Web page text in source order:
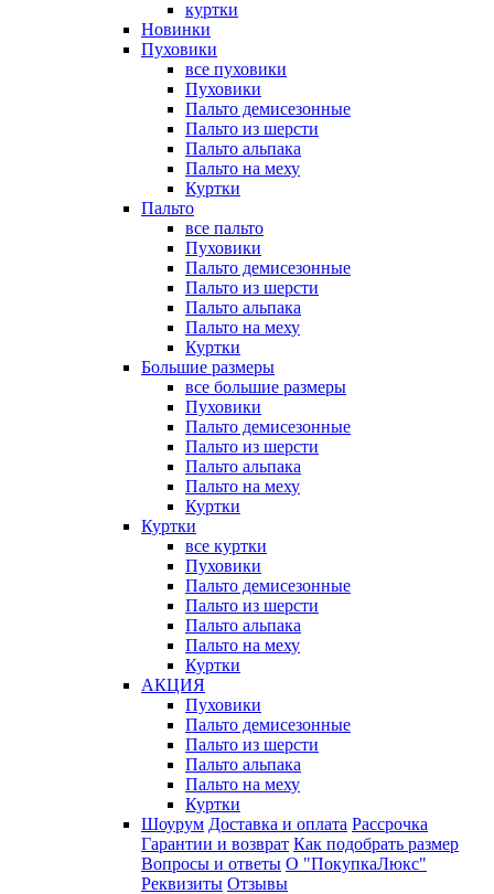
куртки
Новинки
Пуховики
все пуховики
Пуховики
Пальто демисезонные
Пальто из шерсти
Пальто альпака
Пальто на меху
Куртки
Пальто
все пальто
Пуховики
Пальто демисезонные
Пальто из шерсти
Пальто альпака
Пальто на меху
Куртки
Большие размеры
все большие размеры
Пуховики
Пальто демисезонные
Пальто из шерсти
Пальто альпака
Пальто на меху
Куртки
Куртки
все куртки
Пуховики
Пальто демисезонные
Пальто из шерсти
Пальто альпака
Пальто на меху
Куртки
АКЦИЯ
Пуховики
Пальто демисезонные
Пальто из шерсти
Пальто альпака
Пальто на меху
Куртки
Шоурум Доставка и оплата Рассрочка
Гарантии и возврат Как подобрать размер
Вопросы и ответы О "ПокупкаЛюкс"
Реквизиты Отзывы